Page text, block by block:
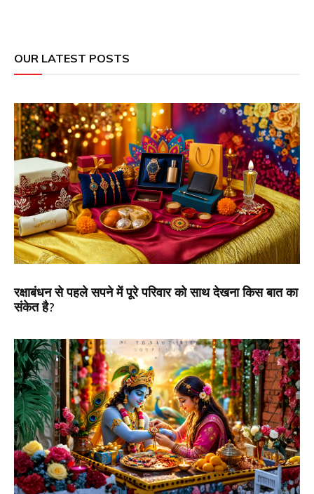
OUR LATEST POSTS
रक्षाबंधन से पहले सपने में पूरे परिवार को साथ देखना किस बात का
संकेत है?